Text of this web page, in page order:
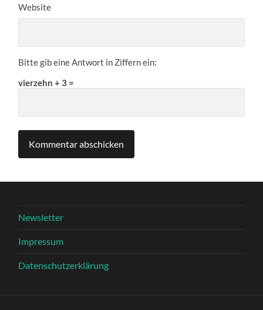
Website
Bitte gib eine Antwort in Ziffern ein:
vierzehn + 3 =
Newsletter
Impressum
Datenschutzerklärung